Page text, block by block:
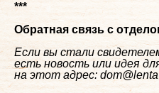
***
Обратная связь с
Если вы стали
есть новость или идея
на этот адрес: